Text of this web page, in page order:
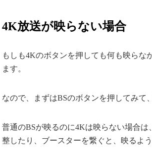
4K放送が映らない場合
もしも4Kのボタンを押しても何も映らな
ます。
なので、まずはBSのボタンを押してみて
普通のBSが映るのに4Kは映らない場合
整したり、ブースターを繋ぐと、映るよ